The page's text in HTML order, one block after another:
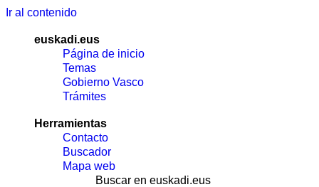
Ir al contenido
euskadi.eus
Página de inicio
Temas
Gobierno Vasco
Trámites
Herramientas
Contacto
Buscador
Mapa web
Buscar en euskadi.eus